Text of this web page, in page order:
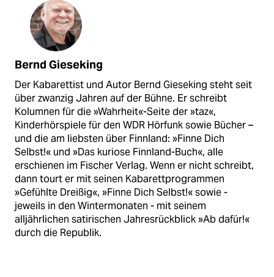
Bernd Gieseking
Der Kabarettist und Autor Bernd Gieseking steht seit
über zwanzig Jahren auf der Bühne. Er schreibt
Kolumnen für die »Wahrheit«-Seite der »taz«,
Kinderhörspiele für den WDR Hörfunk sowie Bücher –
und die am liebsten über Finnland: »Finne Dich
Selbst!« und »Das kuriose Finnland-Buch«, alle
erschienen im Fischer Verlag. Wenn er nicht schreibt,
dann tourt er mit seinen Kabarettprogrammen
»Gefühlte Dreißig«, »Finne Dich Selbst!« sowie -
jeweils in den Wintermonaten - mit seinem
alljährlichen satirischen Jahresrückblick »Ab dafür!«
durch die Republik.